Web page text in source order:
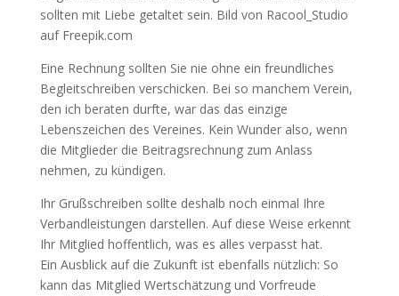
sollten mit Liebe getaltet sein. Bild von Racool_Studio
auf Freepik.com
Eine Rechnung sollten Sie nie ohne ein freundliches
Begleitschreiben verschicken. Bei so manchem Verein,
den ich beraten durfte, war das das einzige
Lebenszeichen des Vereines. Kein Wunder also, wenn
die Mitglieder die Beitragsrechnung zum Anlass
nehmen, zu kündigen.
Ihr Grußschreiben sollte deshalb noch einmal Ihre
Verbandleistungen darstellen. Auf diese Weise erkennt
Ihr Mitglied hoffentlich, was es alles verpasst hat.
Ein Ausblick auf die Zukunft ist ebenfalls nützlich: So
kann das Mitglied Wertschätzung und Vorfreude